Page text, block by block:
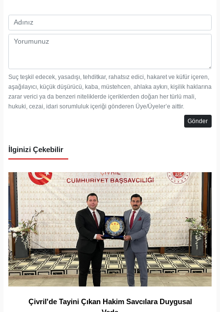
Suç teşkil edecek, yasadışı, tehditkar, rahatsız edici, hakaret ve küfür içeren,
aşağılayıcı, küçük düşürücü, kaba, müstehcen, ahlaka aykırı, kişilik haklarına
zarar verici ya da benzeri niteliklerde içeriklerden doğan her türlü mali,
hukuki, cezai, idari sorumluluk içeriği gönderen Üye/Üyeler’e aittir.
Gönder
İlginizi Çekebilir
Çivril'de Tayini Çıkan Hakim Savcılara Duygusal